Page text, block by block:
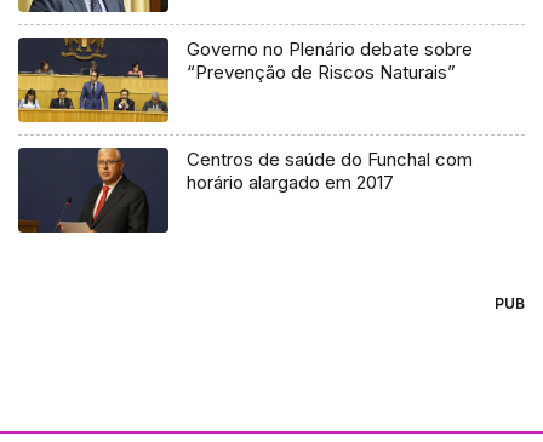
Governo no Plenário debate sobre
“Prevenção de Riscos Naturais”
Centros de saúde do Funchal com
horário alargado em 2017
PUB